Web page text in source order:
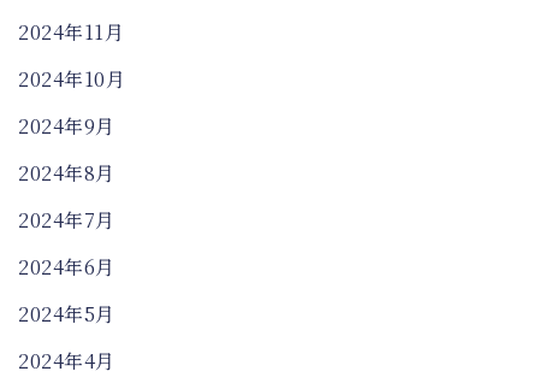
2024年11月
2024年10月
2024年9月
2024年8月
2024年7月
2024年6月
2024年5月
2024年4月